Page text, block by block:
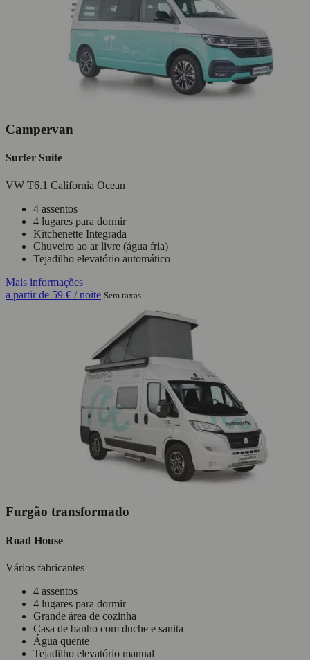
Campervan
Surfer Suite
VW T6.1 California Ocean
4 assentos
4 lugares para dormir
Kitchenette Integrada
Chuveiro ao ar livre (água fria)
Tejadilho elevatório automático
Mais informações
a partir de 59 € / noite Sem taxas
Furgão transformado
Road House
Vários fabricantes
4 assentos
4 lugares para dormir
Grande área de cozinha
Casa de banho com duche e sanita
Água quente
Tejadilho elevatório manual